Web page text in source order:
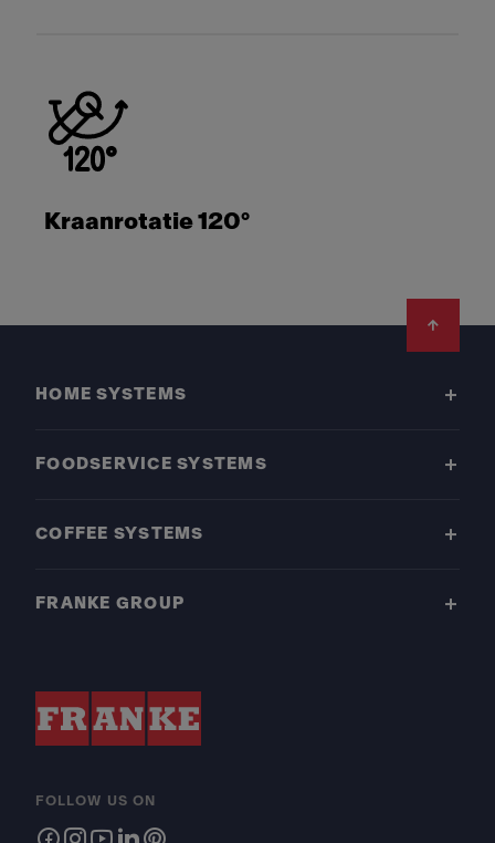
Kraanrotatie 120°
HOME SYSTEMS
FOODSERVICE SYSTEMS
COFFEE SYSTEMS
FRANKE GROUP
FOLLOW US ON